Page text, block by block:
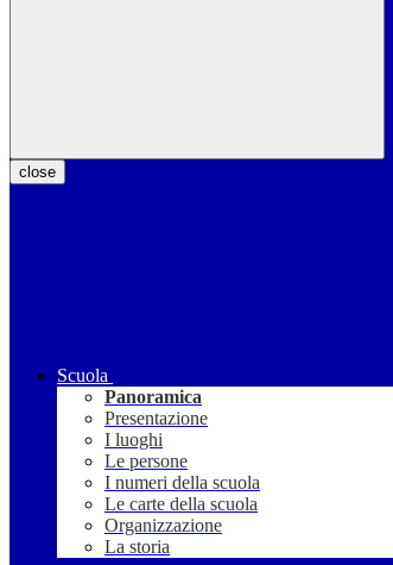
close
Scuola
Panoramica
Presentazione
I luoghi
Le persone
I numeri della scuola
Le carte della scuola
Organizzazione
La storia